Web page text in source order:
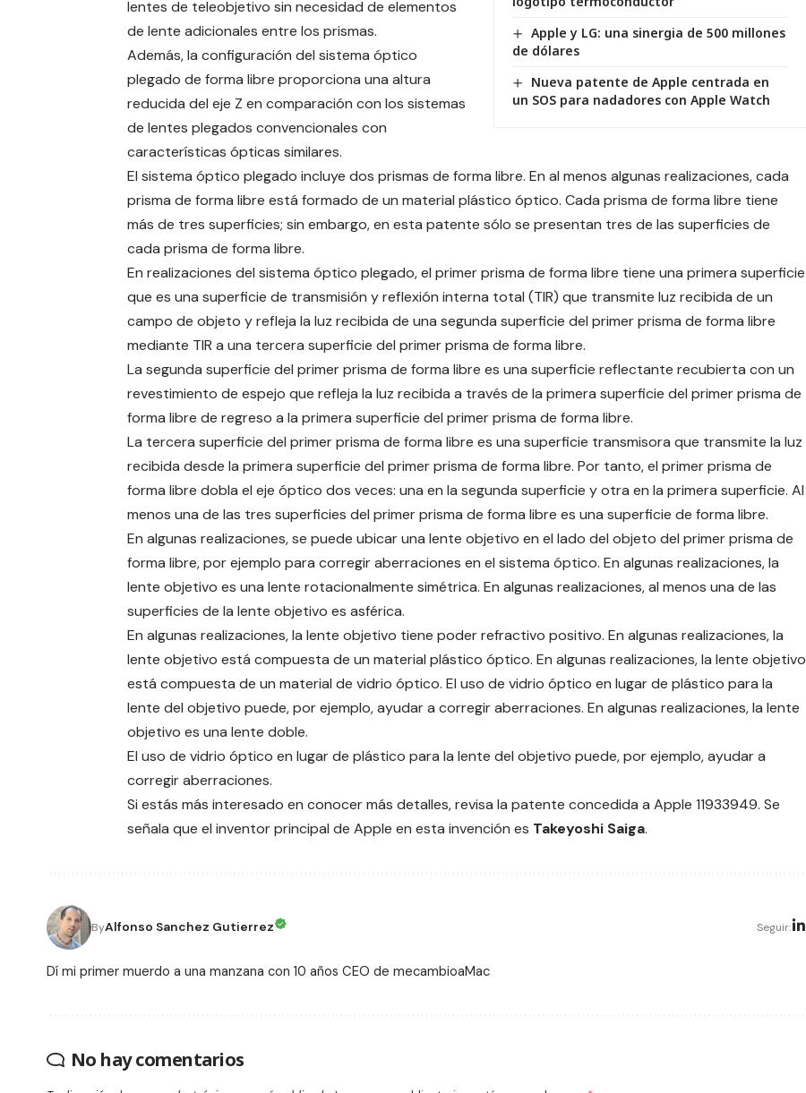
Apple y LG: una sinergia de 500 millones
de dólares
Nueva patente de Apple centrada en
un SOS para nadadores con Apple Watch
lentes de teleobjetivo sin necesidad de elementos
de lente adicionales entre los prismas.
Además, la configuración del sistema óptico
plegado de forma libre proporciona una altura
reducida del eje Z en comparación con los sistemas
de lentes plegados convencionales con
características ópticas similares.
El sistema óptico plegado incluye dos prismas de forma libre. En al menos algunas realizaciones, cada
prisma de forma libre está formado de un material plástico óptico. Cada prisma de forma libre tiene
más de tres superficies; sin embargo, en esta patente sólo se presentan tres de las superficies de
cada prisma de forma libre.
En realizaciones del sistema óptico plegado, el primer prisma de forma libre tiene una primera superficie
que es una superficie de transmisión y reflexión interna total (TIR) ​​que transmite luz recibida de un
campo de objeto y refleja la luz recibida de una segunda superficie del primer prisma de forma libre
mediante TIR a una tercera superficie del primer prisma de forma libre.
La segunda superficie del primer prisma de forma libre es una superficie reflectante recubierta con un
revestimiento de espejo que refleja la luz recibida a través de la primera superficie del primer prisma de
forma libre de regreso a la primera superficie del primer prisma de forma libre.
La tercera superficie del primer prisma de forma libre es una superficie transmisora ​​que transmite la luz
recibida desde la primera superficie del primer prisma de forma libre. Por tanto, el primer prisma de
forma libre dobla el eje óptico dos veces: una en la segunda superficie y otra en la primera superficie. Al
menos una de las tres superficies del primer prisma de forma libre es una superficie de forma libre.
En algunas realizaciones, se puede ubicar una lente objetivo en el lado del objeto del primer prisma de
forma libre, por ejemplo para corregir aberraciones en el sistema óptico. En algunas realizaciones, la
lente objetivo es una lente rotacionalmente simétrica. En algunas realizaciones, al menos una de las
superficies de la lente objetivo es asférica.
En algunas realizaciones, la lente objetivo tiene poder refractivo positivo. En algunas realizaciones, la
lente objetivo está compuesta de un material plástico óptico. En algunas realizaciones, la lente objetivo
está compuesta de un material de vidrio óptico. El uso de vidrio óptico en lugar de plástico para la
lente del objetivo puede, por ejemplo, ayudar a corregir aberraciones. En algunas realizaciones, la lente
objetivo es una lente doble.
El uso de vidrio óptico en lugar de plástico para la lente del objetivo puede, por ejemplo, ayudar a
corregir aberraciones.
Si estás más interesado en conocer más detalles, revisa la patente concedida a Apple 11933949. Se
señala que el inventor principal de Apple en esta invención es Takeyoshi Saiga.
ByAlfonso Sanchez Gutierrez Seguir:
Dí mi primer muerdo a una manzana con 10 años CEO de mecambioaMac
No hay comentarios